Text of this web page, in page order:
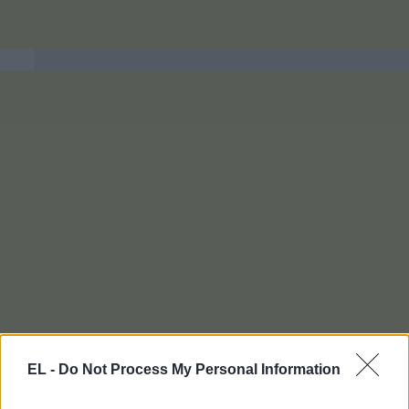
EL - Do Not Process My Personal Information